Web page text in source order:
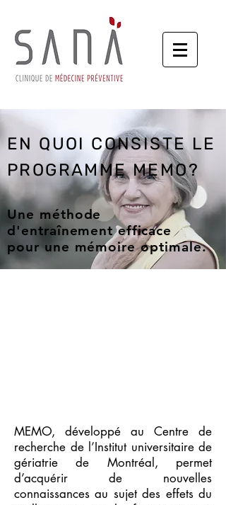
EN QUOI CONSISTE LE
PROGRAMME MEMO?
Une méthode
d'entraînementefficace
pour une mémoire optimale.
MEMO, développé au Centre de
recherche de l’Institut universitaire de
gériatrie de Montréal, permet
d’acquérir de nouvelles
connaissances au sujet des effets du